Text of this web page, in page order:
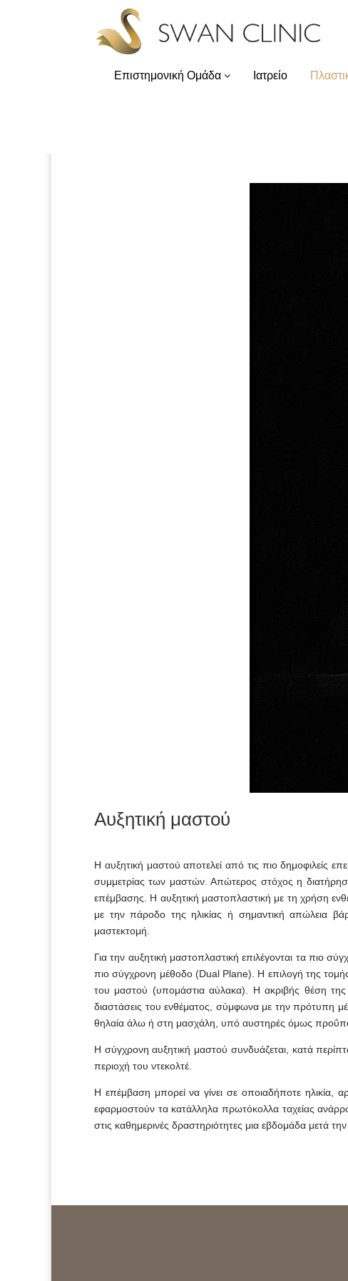
Επιστημονική Ομάδα Ιατρείο
Αυξητική μαστού
Η αυξητική μαστού αποτελεί από τις πιο δημοφιλείς
συμμετρίας των μαστών. Απώτερος στόχος η
επέμβασης. Η αυξητική μαστοπλαστική με τη χρήση
με την πάροδο της ηλικίας ή σημαντική απώλεια
μαστεκτομή.
Για την αυξητική μαστοπλαστική επιλέγονται τα πιο
πιο σύγχρονη μέθοδο (Dual Plane). Η επιλογή της τομής
του μαστού (υπομάστια αύλακα). Η ακριβής θέση της
διαστάσεις του ενθέματος, σύμφωνα με την πρότυπη
θηλαία άλω ή στη μασχάλη, υπό αυστηρές όμως
Η σύγχρονη αυξητική μαστού συνδυάζεται, κατά
περιοχή του ντεκολτέ.
Η επέμβαση μπορεί να γίνει σε οποιαδήποτε ηλικία,
εφαρμοστούν τα κατάλληλα πρωτόκολλα ταχείας
στις καθημερινές δραστηριότητες μια εβδομάδα μετά